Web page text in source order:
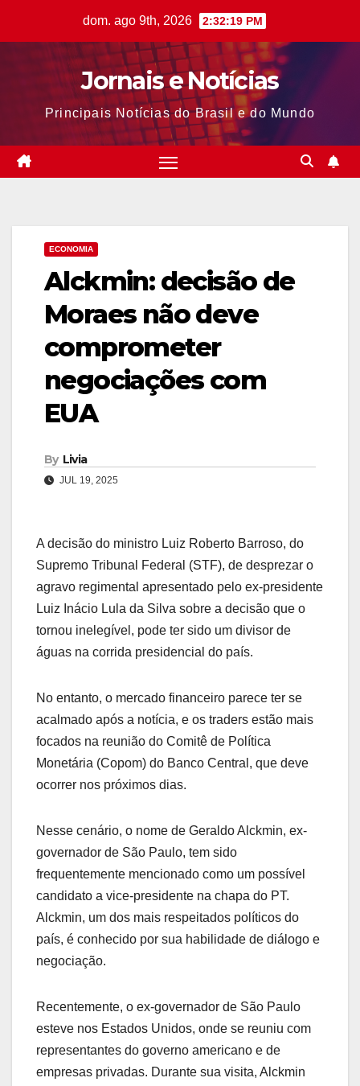
dom. ago 9th, 2026 2:32:20 PM
Jornais e Notícias
Principais Notícias do Brasil e do Mundo
ECONOMIA
Alckmin: decisão de
Moraes não deve
comprometer
negociações com
EUA
By Livia
JUL 19, 2025
A decisão do ministro Luiz Roberto Barroso, do
Supremo Tribunal Federal (STF), de desprezar o
agravo regimental apresentado pelo ex-presidente
Luiz Inácio Lula da Silva sobre a decisão que o
tornou inelegível, pode ter sido um divisor de
águas na corrida presidencial do país.
No entanto, o mercado financeiro parece ter se
acalmado após a notícia, e os traders estão mais
focados na reunião do Comitê de Política
Monetária (Copom) do Banco Central, que deve
ocorrer nos próximos dias.
Nesse cenário, o nome de Geraldo Alckmin, ex-
governador de São Paulo, tem sido
frequentemente mencionado como um possível
candidato a vice-presidente na chapa do PT.
Alckmin, um dos mais respeitados políticos do
país, é conhecido por sua habilidade de diálogo e
negociação.
Recentemente, o ex-governador de São Paulo
esteve nos Estados Unidos, onde se reuniu com
representantes do governo americano e de
empresas privadas. Durante sua visita, Alckmin